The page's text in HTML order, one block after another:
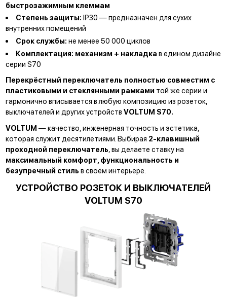
быстрозажимным клеммам
Степень защиты: IP30 — предназначен для сухих
внутренних помещений
Срок службы: не менее 50 000 циклов
Комплектация: механизм + накладка в едином дизайне
серии S70
Перекрёстный переключатель полностью совместим с
пластиковыми и стеклянными рамками той же серии и
гармонично вписывается в любую композицию из розеток,
выключателей и других устройств VOLTUM S70.
VOLTUM — качество, инженерная точность и эстетика,
которая служит десятилетиями. Выбирая 2-клавишный
проходной переключатель, вы делаете ставку на
максимальный комфорт, функциональность и
безупречный стиль в своём интерьере.
УСТРОЙСТВО РОЗЕТОК И ВЫКЛЮЧАТЕЛЕЙ
VOLTUM S70